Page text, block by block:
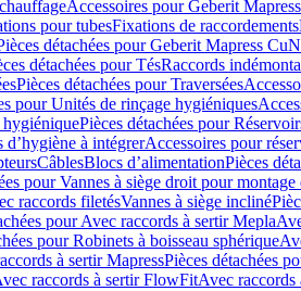
Accessoires pour Geberit
pour tubesFixations de raccordements
détachées pour Geberit Mapress
détachées pour TésRaccords
Pièces détachées pour Traversées
pour Unités de rinçage hygiéniques
hygiéniquePièces détachées pour
d’hygiène à intégrerAccessoires pour
CâblesBlocs d’alimentationPièces
pour Vannes à siège droit pour montage
raccords filetésVannes à siège incliné
pour Avec raccords à sertir Mepla
pour Robinets à boisseau sphérique
à sertir MapressPièces détachées
raccords à sertir FlowFitAvec raccords